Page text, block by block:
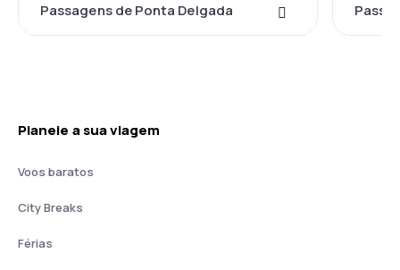
Passagens de Ponta Delgada
Planeie a sua viagem
Voos baratos
City Breaks
Férias